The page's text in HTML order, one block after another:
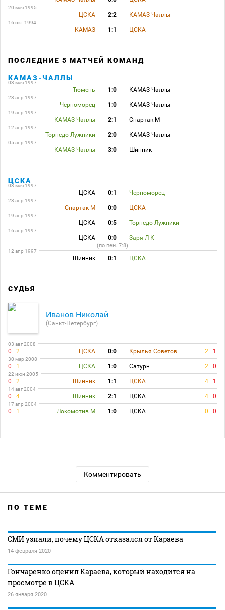
20 мая 1995
ЦСКА 2:2 КАМАЗ-Чаллы
16 окт 1994
КАМАЗ 1:1 ЦСКА
ПОСЛЕДНИЕ 5 МАТЧЕЙ КОМАНД
КАМАЗ-ЧАЛЛЫ
03 мая 1997
Тюмень 1:0 КАМАЗ-Чаллы
23 апр 1997
Черноморец 1:0 КАМАЗ-Чаллы
19 апр 1997
КАМАЗ-Чаллы 2:1 Спартак М
12 апр 1997
Торпедо-Лужники 2:0 КАМАЗ-Чаллы
05 апр 1997
КАМАЗ-Чаллы 3:0 Шинник
ЦСКА
03 мая 1997
ЦСКА 0:1 Черноморец
23 апр 1997
Спартак М 0:0 ЦСКА
19 апр 1997
ЦСКА 0:5 Торпедо-Лужники
16 апр 1997
ЦСКА 0:0 Заря Л-К
(по пен. 7:8)
12 апр 1997
Шинник 0:1 ЦСКА
СУДЬЯ
Иванов Николай
(Санкт-Петербург)
03 авг 2008
0 2 ЦСКА 0:0 Крылья Советов 2 1
30 мар 2008
0 1 ЦСКА 1:0 Сатурн 2 0
22 июн 2005
0 2 Шинник 1:1 ЦСКА 4 1
14 авг 2004
0 4 Шинник 2:1 ЦСКА 4 0
17 апр 2004
0 1 Локомотив М 1:0 ЦСКА 0 0
Комментировать
ПО ТЕМЕ
СМИ узнали, почему ЦСКА отказался от Караева
14 февраля 2020
Гончаренко оценил Караева, который находится на
просмотре в ЦСКА
26 января 2020